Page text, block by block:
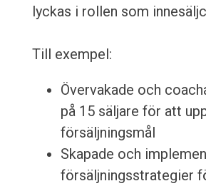
lyckas i rollen som
Till exempel:
Övervakade och
på 15 säljare för att
försäljningsmål
Skapade och
försäljningsstrategier